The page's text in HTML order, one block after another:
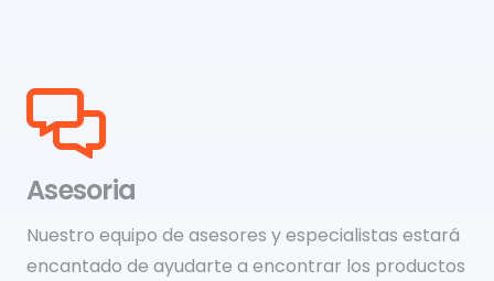
Asesoria
Nuestro equipo de asesores y especialistas estará
encantado de ayudarte a encontrar los productos